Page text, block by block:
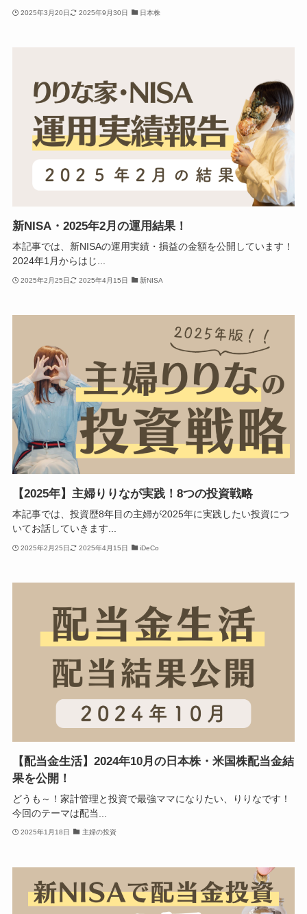
2025年3月20日 2025年9月30日 日本株
新NISA・2025年2月の運用結果！
本記事では、新NISAの運用実績・損益の金額を公開しています！
2024年1月からはじ...
2025年2月25日 2025年4月15日 新NISA
【2025年】主婦りりなが実践！8つの投資戦略
本記事では、投資歴8年目の主婦が2025年に実践したい投資につ
いてお話していきます...
2025年2月25日 2025年4月15日 iDeCo
【配当金生活】2024年10月の日本株・米国株配当金結
果を公開！
どうも～！家計管理と投資で最強ママになりたい、りりなです！
今回のテーマは配当...
2025年1月18日 主婦の投資